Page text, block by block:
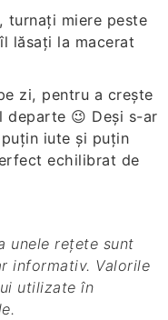
turnaţi miere peste
lăsaţi la macerat
zi, pentru a creşte
departe 😉 Deşi s-ar
iute şi puţin
echilibrat de
informativ. Valorile
utilizate în